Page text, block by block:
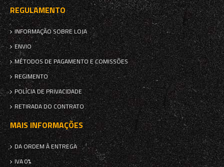
REGULAMENTO
INFORMAÇÃO SOBRE LOJA
ENVIO
MÉTODOS DE PAGAMENTO E COMISSÕES
REGIMENTO
POLÍCIA DE PRIVACIDADE
RETIRADA DO CONTRATO
MAIS INFORMAÇÕES
DA ORDEM À ENTREGA
IVA 0%